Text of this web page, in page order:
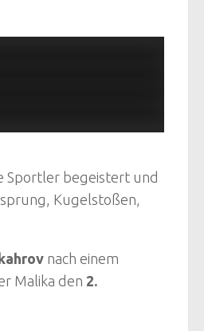
Sportler begeistert und
Kugelstoßen,
nach einem
Malika den 2.